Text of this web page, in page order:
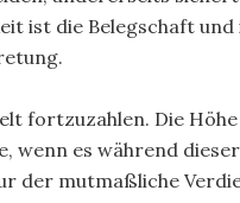
ist die Belegschaft
fortzuzahlen. Die
wenn es während
der mutmaßliche